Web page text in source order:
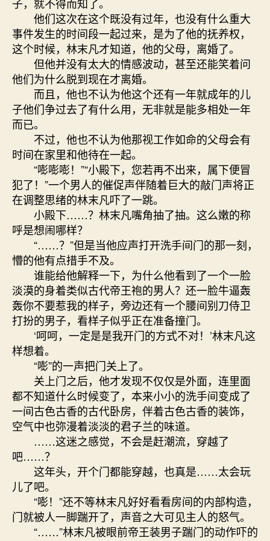
他们这次在这个既没有过年，也没有什么重大
事件发生的时间段一起过来，是为了他的抚养权，
这个时候，林末凡才知道，他的父母，离婚了。
但他并没有太大的情感波动，甚至还能笑着问
他们为什么脱到现在才离婚。
而且，他也不认为他这个还有一年就成年的儿
子他们争过去了有什么用，无非就是能多相处一年
而已。
不过，他也不认为他那视工作如命的父母会有
时间在家里和他待在一起。
“嘭嘭嘭！”“小殿下，您若再不出来，属下便冒
犯了！”一个男人的催促声伴随着巨大的敲门声将正
在调整思绪的林末凡吓了一跳。
小殿下……？林末凡嘴角抽了抽。这么嫩的称
呼是想闹哪样？
“……？”但是当他应声打开洗手间门的那一刻，
懵的他有点措手不及。
谁能给他解释一下，为什么他看到了一个一脸
淡漠的身着类似古代帝王袍的男人？还一脸牛逼轰
轰你不要惹我的样子，旁边还有一个腰间别刀侍卫
打扮的男子，看样子似乎正在准备撞门。
‘呵呵，一定是是我开门的方式不对！’林末凡这
样想着。
“嘭”的一声把门关上了。
关上门之后，他才发现不仅仅是外面，连里面
都不知道什么时候变了，本来小小的洗手间变成了
一间古色古香的古代卧房，伴着古色古香的装饰，
空气中也弥漫着淡淡的君子兰的味道。
……这迷之感觉，不会是赶潮流，穿越了
吧……？
这年头，开个门都能穿越，也真是……太会玩
儿了吧。
“嘭！”还不等林末凡好好看看房间的内部构造，
门就被人一脚踹开了，声音之大可见主人的怒气。
“……”林末凡被眼前帝王装男子踹门的动作吓的